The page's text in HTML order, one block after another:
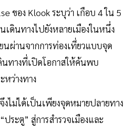
ของ Klook ระบุว่า เกือบ 4 ใน 5
ดินทางไปยังหลายเมืองในหนึ่ง
ผ่านจากการท่องเที่ยวแบบจุด
นทางที่เปิดโอกาสให้ค้นพบ
ว่างทาง
ไม่ได้เป็นเพียงจุดหมายปลายทาง
ระตู” สู่การสำรวจเมืองและ